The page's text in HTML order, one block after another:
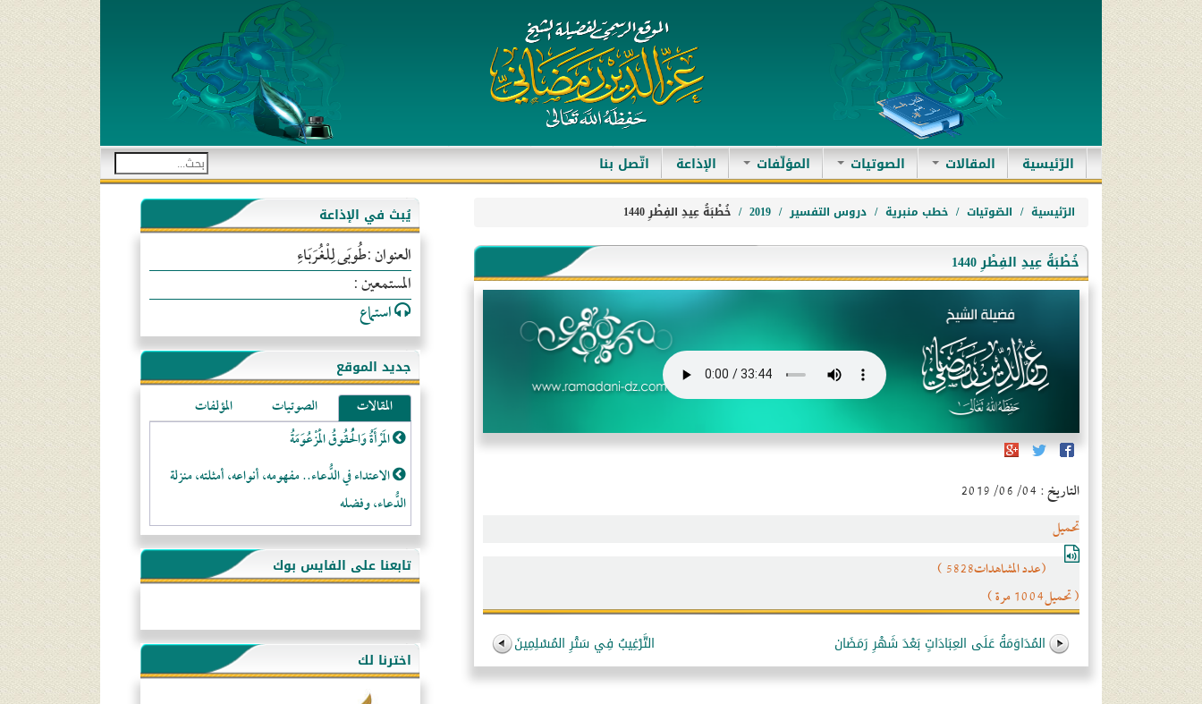
الرّئيسية(current) المقالات الصوتيات المؤلّفات الإذاعة اتّصل بنا
الرّئيسية الصّوتيات خطب منبرية دروس التفسير 2019 خُطْبَةُ عِيدِ الفِطْرِ 1440
خُطْبَةُ عِيدِ الفِطْرِ 1440
التاريخ : 2019/06/04
تحميل
(عدد المشاهدات5828 )
( تحميل1004 مرة )
المُدَاوَمَةُ عَلَى العِبَادَاتٍ بَعْدَ شَهْرِ رَمَضَان التَّرْغِيبُ فِي سَتْرِ المُسْلِمِينَ
يُبث في الإذاعة
العنوان :طُوبَى لِلْغُرَبَاءِ
المستمعين :
استماع
جديد الموقع
المقالات الصوتيات
المؤلفات
المَرْأَةُ وَالْحُقُوقُ الْمَزْعُوَمَةُ
الاعتداء في الدُّعاء.. مفهومه، أنواعه، أمثلته، منزلة
الدُّعاء، وفضله
لا تتَّبعوا عورات الـمسلمين
فقه النَّصيحة عند الصَّحابة الكرام رضي الله عنهم
هذه سبيلنا فماذا تنقمون؟!
أُسُـسُ بَـيْـتِ الـمُسْـلِمِ
تابعنا على الفايس بوك
اخترنا لك